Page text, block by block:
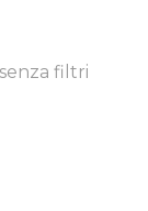
filtri